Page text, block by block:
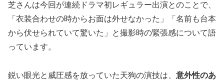
芝さんは今回が連続ドラマ初レギュラー出演とのことで、
「衣装合わせの時からお面は外せなかった」「名前も台本
から伏せられていて驚いた」と撮影時の緊張感について語
っています。
鋭い眼光と威圧感を放っていた天狗の演技は、 意外性のあ